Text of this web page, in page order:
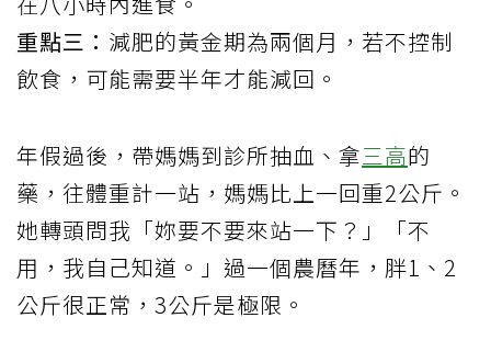
重點三： 減肥的黃金期為兩個月，若不控制
飲食，可能需要半年才能減回。
年假過後，帶媽媽到診所抽血、拿三高的
藥，往體重計一站，媽媽比上一回重2公斤。
她轉頭問我「妳要不要來站一下？」「不
用，我自己知道。」過一個農曆年，胖1、2
公斤很正常，3公斤是極限。